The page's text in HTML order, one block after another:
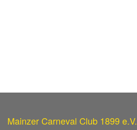
Mainzer Carneval Club 1899 e.V.